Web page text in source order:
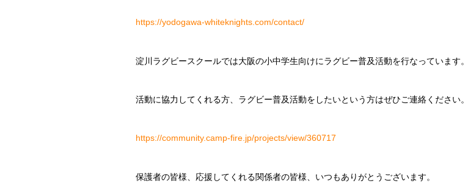
https://yodogawa-whiteknights.com/contact/
淀川ラグビースクールでは大阪の小中学生向けにラグビー普及活動を行なっています。
活動に協力してくれる方、ラグビー普及活動をしたいという方はぜひご連絡ください。
https://community.camp-fire.jp/projects/view/360717
保護者の皆様、応援してくれる関係者の皆様、いつもありがとうございます。